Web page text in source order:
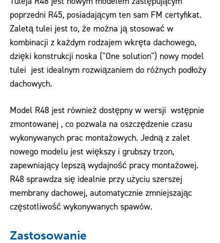
poprzedni R45, posiadającym ten sam FM certyfikat.
Zaletą tulei jest to, że można ją stosować w
kombinacji z każdym rodzajem wkręta dachowego,
dzięki konstrukcji noska ("One solution") nowy model
tulei jest idealnym rozwiązaniem do różnych podłoży
dachowych.
Model R48 jest również dostępny w wersji wstępnie
zmontowanej , co pozwala na oszczędzenie czasu
wykonywanych prac montażowych. Jedną z zalet
nowego modelu jest większy i grubszy trzon,
zapewniający lepszą wydajność pracy montażowej.
R48 sprawdza się idealnie przy użyciu szerszej
membrany dachowej, automatycznie zmniejszając
częstotliwość wykonywanych spawów.
Zastosowanie